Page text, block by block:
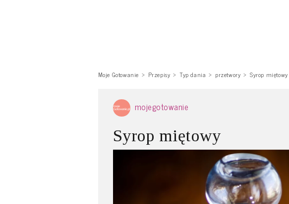
Moje Gotowanie Przepisy Typ dania przetwory Syrop miętowy
mojegotowanie
Syrop miętowy